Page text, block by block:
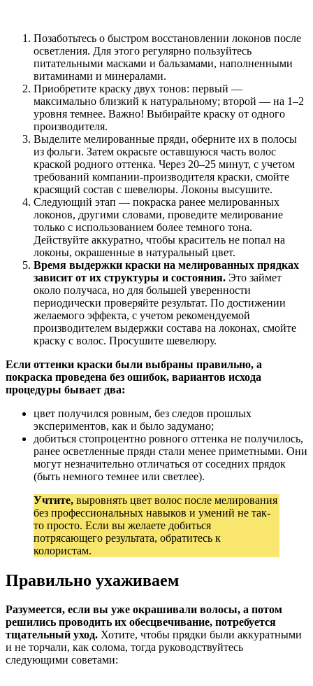
Позаботьтесь о быстром восстановлении локонов после
осветления. Для этого регулярно пользуйтесь
питательными масками и бальзамами, наполненными
витаминами и минералами.
Приобретите краску двух тонов: первый —
максимально близкий к натуральному; второй — на 1–2
уровня темнее. Важно! Выбирайте краску от одного
производителя.
Выделите мелированные пряди, оберните их в полосы
из фольги. Затем окрасьте оставшуюся часть волос
краской родного оттенка. Через 20–25 минут, с учетом
требований компании-производителя краски, смойте
красящий состав с шевелюры. Локоны высушите.
Следующий этап — покраска ранее мелированных
локонов, другими словами, проведите мелирование
только с использованием более темного тона.
Действуйте аккуратно, чтобы краситель не попал на
локоны, окрашенные в натуральный цвет.
Время выдержки краски на мелированных прядках
зависит от их структуры и состояния. Это займет
около получаса, но для большей уверенности
периодически проверяйте результат. По достижении
желаемого эффекта, с учетом рекомендуемой
производителем выдержки состава на локонах, смойте
краску с волос. Просушите шевелюру.
Если оттенки краски были выбраны правильно, а
покраска проведена без ошибок, вариантов исхода
процедуры бывает два:
цвет получился ровным, без следов прошлых
экспериментов, как и было задумано;
добиться стопроцентно ровного оттенка не получилось,
ранее осветленные пряди стали менее приметными. Они
могут незначительно отличаться от соседних прядок
(быть немного темнее или светлее).
Учтите, выровнять цвет волос после мелирования
без профессиональных навыков и умений не так-
то просто. Если вы желаете добиться
потрясающего результата, обратитесь к
колористам.
Правильно ухаживаем
Разумеется, если вы уже окрашивали волосы, а потом
решились проводить их обесцвечивание, потребуется
тщательный уход. Хотите, чтобы прядки были аккуратными
и не торчали, как солома, тогда руководствуйтесь
следующими советами: